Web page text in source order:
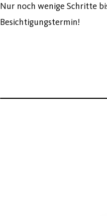
Nur noch wenige Schritte
Besichtigungstermin!